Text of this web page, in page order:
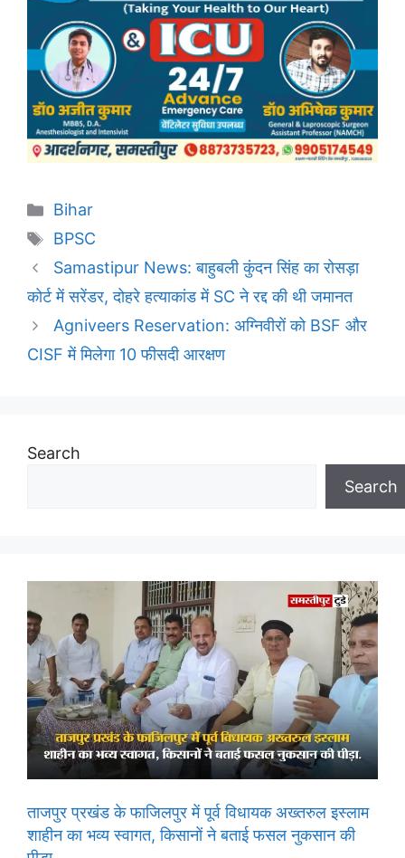
Categories
Bihar
Tags
BPSC
Samastipur News: बाहुबली कुंदन सिंह का रोसड़ा
कोर्ट में सरेंडर, दोहरे हत्याकांड में SC ने रद्द की थी जमानत
Agniveers Reservation: अग्निवीरों को BSF और
CISF में मिलेगा 10 फीसदी आरक्षण
Search
Search
ताजपुर प्रखंड के फाजिलपुर में पूर्व विधायक अख्तरुल इस्लाम
शाहीन का भव्य स्वागत, किसानों ने बताई फसल नुकसान की